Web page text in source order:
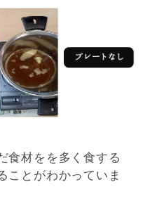
食材をを多く食する
ことがわかっていま